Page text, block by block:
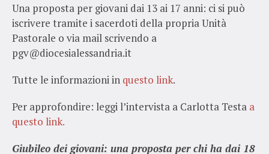
Una proposta per giovani dai 13 ai 17 anni: ci si può
iscrivere tramite i sacerdoti della propria Unità
Pastorale o via mail scrivendo a
pgv@diocesialessandria.it
Tutte le informazioni in questo link.
Per approfondire: leggi l’intervista a Carlotta Testa a
questo link.
Giubileo dei giovani: una proposta per chi ha dai 18